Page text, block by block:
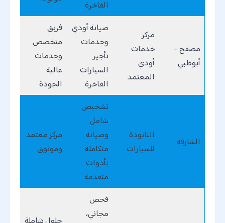
الفاخرة
مصفح –
أبوظبي
مركز
خدمات
أودي
المعتمد
صيانة أودي
وخدمات
تأجير
السيارات
الفاخرة
فريق
متخصص
وخدمات
عالية
الجودة
الشارقة
النابودة
للسيارات
تشخيص
شامل
وصيانة
متكاملة
بأدوات
متقدمة
مركز معتمد
وموثوق
فحص
مجاني،